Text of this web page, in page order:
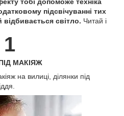
підсвічуванні тих
відбивається світло. Читай і
1
МАКІЯЖ
на вилиці, ділянки під